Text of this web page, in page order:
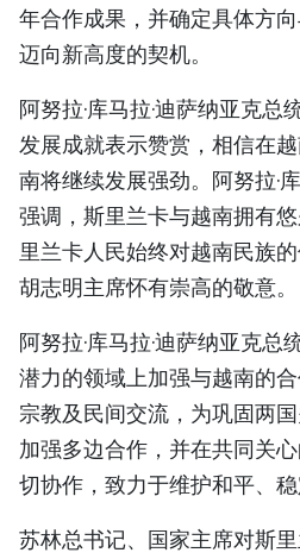
РУССКИЙ
年合作成果，并确定具体方
迈向新高度的契机。
阿努拉·库马拉·迪萨纳亚克
发展成就表示赞赏，相信在
南将继续发展强劲。阿努拉·
强调，斯里兰卡与越南拥有
里兰卡人民始终对越南民族
胡志明主席怀有崇高的敬意。
阿努拉·库马拉·迪萨纳亚克
潜力的领域上加强与越南的合
宗教及民间交流，为巩固两
加强多边合作，并在共同关
切协作，致力于维护和平、稳
苏林总书记、国家主席对斯